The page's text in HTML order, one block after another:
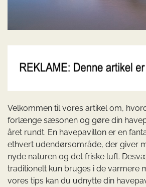
Velkommen til vores artikel om,
forlænge sæsonen og gøre din
året rundt. En havepavillon er en
ethvert udendørsområde, der giver
nyde naturen og det friske luft.
traditionelt kun bruges i de varmere
vores tips kan du udnytte din